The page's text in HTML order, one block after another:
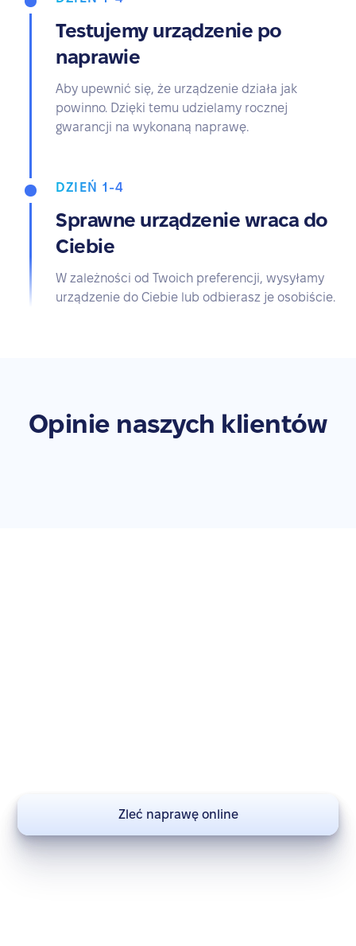
Testujemy urządzenie po
naprawie
Aby upewnić się, że urządzenie działa jak
powinno. Dzięki temu udzielamy rocznej
gwarancji na wykonaną naprawę.
DZIEŃ 1-4
Sprawne urządzenie wraca do
Ciebie
W zależności od Twoich preferencji, wysyłamy
urządzenie do Ciebie lub odbierasz je osobiście.
Opinie naszych klientów
Zleć naprawę online